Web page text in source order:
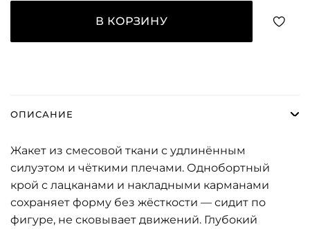
В КОРЗИНУ
ОПИСАНИЕ
Жакет из смесовой ткани с удлинённым
силуэтом и чёткими плечами. Однобортный
крой с лацканами и накладными карманами
сохраняет форму без жёсткости — сидит по
фигуре, не сковывает движений. Глубокий